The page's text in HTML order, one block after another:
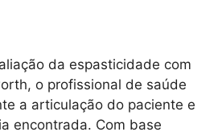
da espasticidade com
o profissional de saúde
a articulação do paciente e
encontrada. Com base